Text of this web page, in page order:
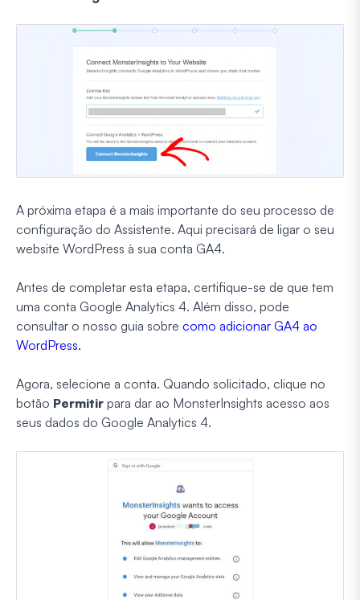
A próxima etapa é a mais importante do seu processo de
configuração do Assistente. Aqui precisará de ligar o seu
website WordPress à sua conta GA4.
Antes de completar esta etapa, certifique-se de que tem
uma conta Google Analytics 4. Além disso, pode
consultar o nosso guia sobre como adicionar GA4 ao
WordPress.
Agora, selecione a conta. Quando solicitado, clique no
botão Permitir para dar ao MonsterInsights acesso aos
seus dados do Google Analytics 4.